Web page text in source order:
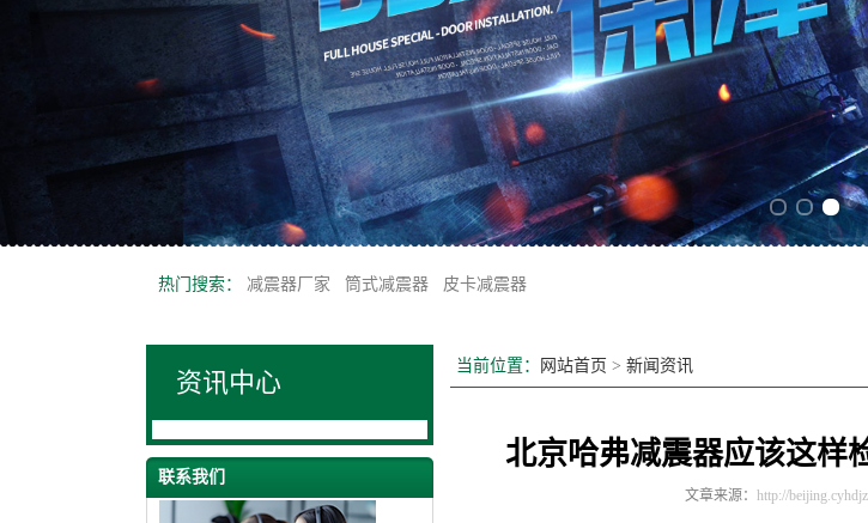
热门搜索： 减震器厂家 筒式减震器 皮卡减震器
资讯中心
联系我们
当前位置： 网站首页 > 新闻资讯
北京哈弗减震器应该这样
文章来源： http://